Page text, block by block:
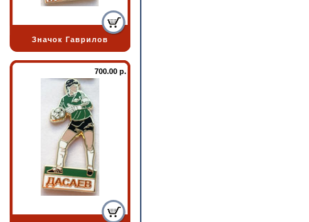
Значок Гаврилов
700.00 р.